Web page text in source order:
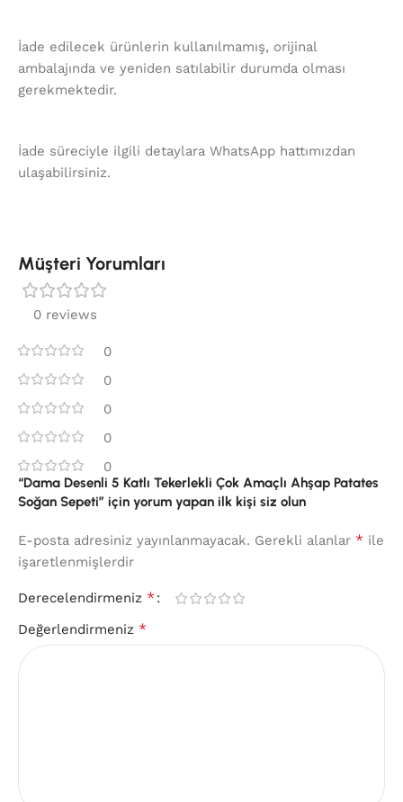
İade edilecek ürünlerin kullanılmamış, orijinal
ambalajında ve yeniden satılabilir durumda olması
gerekmektedir.
İade süreciyle ilgili detaylara WhatsApp hattımızdan
ulaşabilirsiniz.
Müşteri Yorumları
0 reviews
0
0
0
0
0
“Dama Desenli 5 Katlı Tekerlekli Çok Amaçlı Ahşap Patates
Soğan Sepeti” için yorum yapan ilk kişi siz olun
E-posta adresiniz yayınlanmayacak. Gerekli alanlar * ile
işaretlenmişlerdir
Derecelendirmeniz *
Değerlendirmeniz *